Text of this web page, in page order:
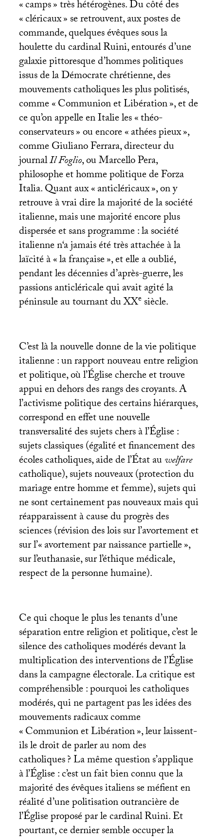
«camps» très hétérogènes. Du côté des
«cléricaux» se retrouvent, aux postes de
commande, quelques évêques sous la
houlette du cardinal Ruini, entourés d’une
galaxie pittoresque d’hommes politiques
issus de la Démocrate chrétienne, des
mouvements catholiques les plus politisés,
comme «Communion et Libération», et de
ce qu’on appelle en Italie les «théo-
conservateurs» ou encore «athées pieux»,
comme Giuliano Ferrara, directeur du
journalIl Foglio, ou Marcello Pera,
philosophe et homme politique de Forza
Italia. Quant aux «anticléricaux», on y
retrouve à vrai dire la majorité de la société
italienne, mais une majorité encore plus
dispersée et sans programme : la société
italienne n‘a jamais été très attachée à la
laïcité à «la française», et elle a oublié,
pendant les décennies d’après-guerre, les
passions anticléricale qui avait agité la
péninsule au tournant duXXesiècle.
C’est là la nouvelle donne de la vie politique
italienne : un rapport nouveau entre religion
et politique, où l’Église cherche et trouve
appui en dehors des rangs des croyants. A
l’activisme politique des certains hiérarques,
correspond en effet une nouvelle
transversalité des sujets chers à l’Église :
sujets classiques (égalité et financement des
écoles catholiques, aide de l’État auwelfare
catholique), sujets nouveaux (protection du
mariage entre homme et femme), sujets qui
ne sont certainement pas nouveaux mais qui
réapparaissent à cause du progrès des
sciences (révision des lois sur l’avortement et
sur l’«avortement par naissance partielle»,
sur l’euthanasie, sur l’éthique médicale,
respect de la personne humaine).
Ce qui choque le plus les tenants d’une
séparation entre religion et politique, c’est le
silence des catholiques modérés devant la
multiplication des interventions de l’Église
dans la campagne électorale. La critique est
compréhensible : pourquoi les catholiques
modérés, qui ne partagent pas les idées des
mouvements radicaux comme
«Communion et Libération», leur laissent-
ils le droit de parler au nom des
catholiques? La même question s’applique
à l’Église : c’est un fait bien connu que la
majorité des évêques italiens se méfient en
réalité d’une politisation outrancière de
l’Église proposé par le cardinal Ruini. Et
pourtant, ce dernier semble occuper la